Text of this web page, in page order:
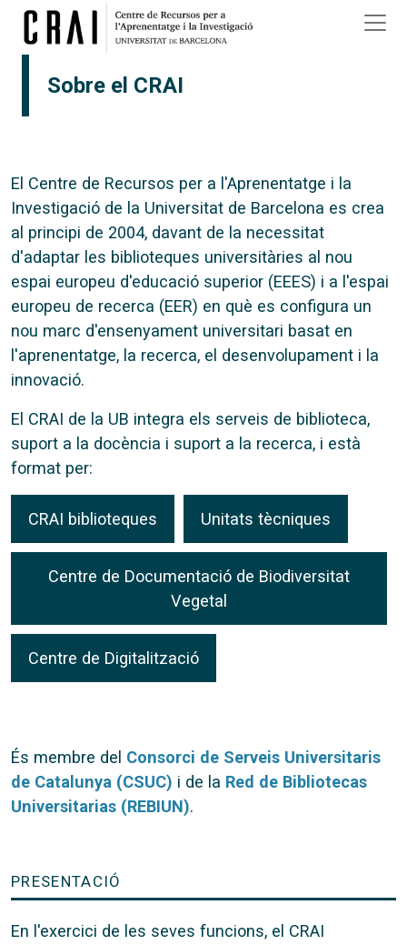
Vés al contingut
Sobre el CRAI
El Centre de Recursos per a l'Aprenentatge i la
Investigació de la Universitat de Barcelona es crea
al principi de 2004, davant de la necessitat
d'adaptar les biblioteques universitàries al nou
espai europeu d'educació superior (EEES) i a l'espai
europeu de recerca (EER) en què es configura un
nou marc d'ensenyament universitari basat en
l'aprenentatge, la recerca, el desenvolupament i la
innovació.
El CRAI de la UB integra els serveis de biblioteca,
suport a la docència i suport a la recerca, i està
format per:
CRAI biblioteques Unitats tècniques
Centre de Documentació de Biodiversitat
Vegetal
Centre de Digitalització
És membre del Consorci de Serveis Universitaris
de Catalunya (CSUC) i de la Red de Bibliotecas
Universitarias (REBIUN).
PRESENTACIÓ
En l'exercici de les seves funcions, el CRAI